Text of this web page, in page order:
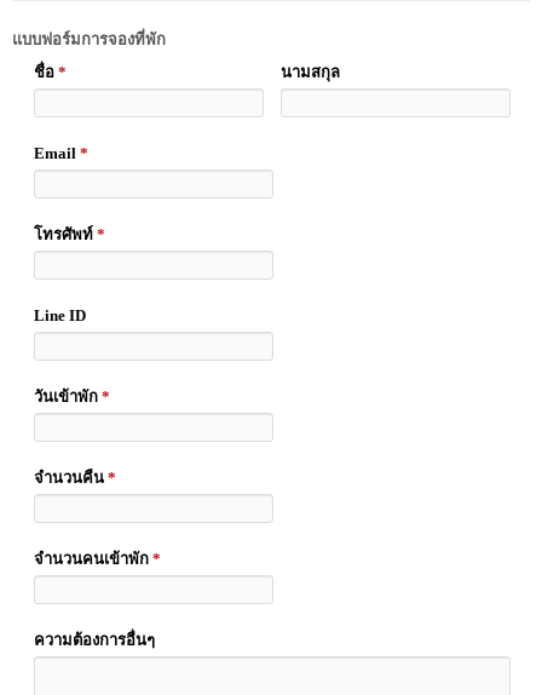
แบบฟอร์มการจองที่พัก
ชื่อ * นามสกุล
Email *
โทรศัพท์ *
Line ID
วันเข้าพัก *
จำนวนคืน *
จำนวนคนเข้าพัก *
ความต้องการอื่นๆ